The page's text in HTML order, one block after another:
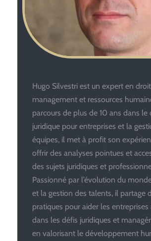
Hugo Silvestri est un expert en
management et ressources
parcours de plus de 10 ans dans le
juridique pour entreprises et la
équipes, il met à profit son
offrir des analyses pointues et
des sujets juridiques et
Passionné par l’évolution du
et la gestion des talents, il partage
pratiques pour aider les entreprises
dans les défis juridiques et
en valorisant le développement